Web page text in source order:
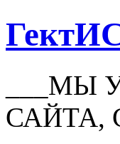
___МЫ
САЙТА,